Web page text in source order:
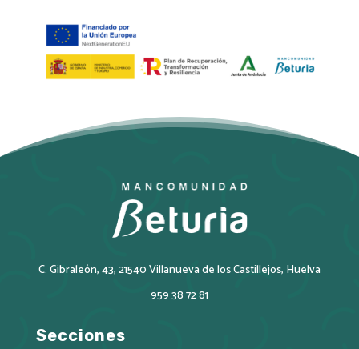
C. Gibraleón, 43, 21540 Villanueva de los Castillejos, Huelva
959 38 72 81
Secciones